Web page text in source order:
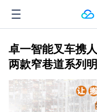
卓一智能叉车携
两款窄巷道系列